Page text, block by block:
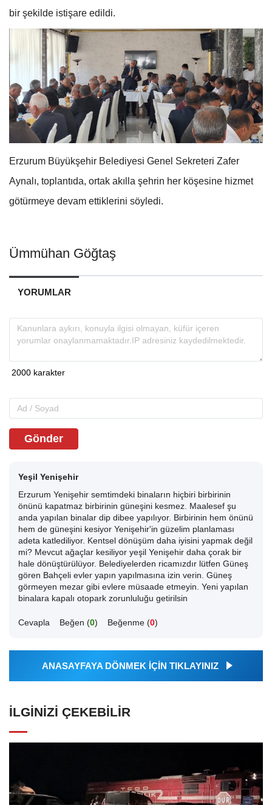
bir şekilde istişare edildi.
Erzurum Büyükşehir Belediyesi Genel Sekreteri Zafer
Aynalı, toplantıda, ortak akılla şehrin her köşesine hizmet
götürmeye devam ettiklerini söyledi.
Ümmühan Göğtaş
YORUMLAR
Gönder
Yeşil Yenişehir
Erzurum Yenişehir semtimdeki binaların hiçbiri birbirinin
önünü kapatmaz birbirinin güneşini kesmez. Maalesef şu
anda yapılan binalar dip dibee yapılıyor. Birbirinin hem önünü
hem de güneşini kesiyor Yenişehir'in güzelim planlaması
adeta katlediliyor. Kentsel dönüşüm daha iyisini yapmak değil
mi? Mevcut ağaçlar kesiliyor yeşil Yenişehir daha çorak bir
hale dönüştürülüyor. Belediyelerden ricamızdır lütfen Güneş
gören Bahçeli evler yapın yapılmasına izin verin. Güneş
görmeyen mezar gibi evlere müsaade etmeyin. Yeni yapılan
binalara kapalı otopark zorunluluğu getirilsin
Cevapla Beğen (0) Beğenme (0)
ANASAYFAYA DÖNMEK İÇİN TIKLAYINIZ
İLGINIZI ÇEKEBILIR